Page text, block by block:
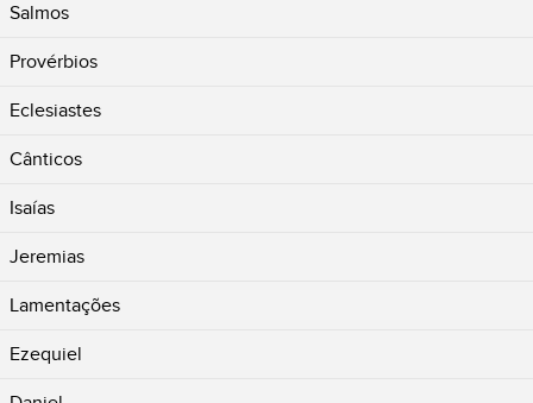
Salmos
Provérbios
Eclesiastes
Cânticos
Isaías
Jeremias
Lamentações
Ezequiel